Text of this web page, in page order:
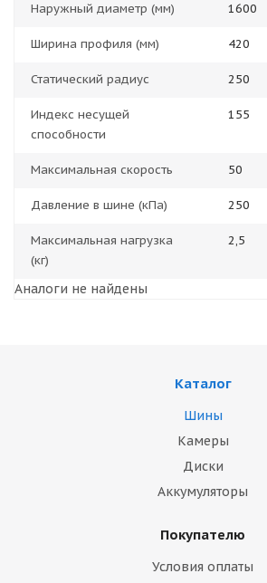
Наружный диаметр (мм) 1600
Ширина профиля (мм) 420
Статический радиус 250
Индекс несущей
способности
155
Максимальная скорость 50
Давление в шине (кПа) 250
Максимальная нагрузка
(кг)
2,5
Аналоги не найдены
Каталог
Шины
Камеры
Диски
Аккумуляторы
Покупателю
Условия оплаты